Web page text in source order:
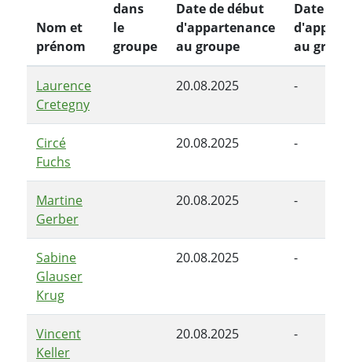
Nom et
prénom
dans
le
groupe
Date de début
d'appartenance
au groupe
Date de
au
Laurence
Cretegny
20.08.2025 -
Circé
Fuchs
20.08.2025 -
Martine
Gerber
20.08.2025 -
Sabine
Glauser
Krug
20.08.2025 -
Vincent
Keller
20.08.2025 -